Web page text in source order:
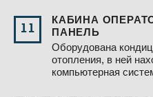
11
КАБИНА
ПАНЕЛЬ
Оборудована
отопления, в ней
компьютерная